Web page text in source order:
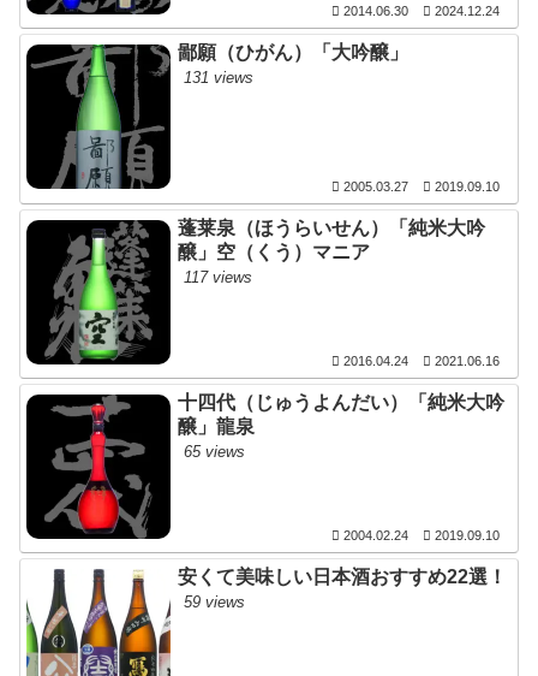
2014.06.30 2024.12.24
鄙願（ひがん）「大吟醸」
131 views
2005.03.27 2019.09.10
蓬莱泉（ほうらいせん）「純米大吟
醸」空（くう）マニア
117 views
2016.04.24 2021.06.16
十四代（じゅうよんだい）「純米大吟
醸」龍泉
65 views
2004.02.24 2019.09.10
安くて美味しい日本酒おすすめ22選！
59 views